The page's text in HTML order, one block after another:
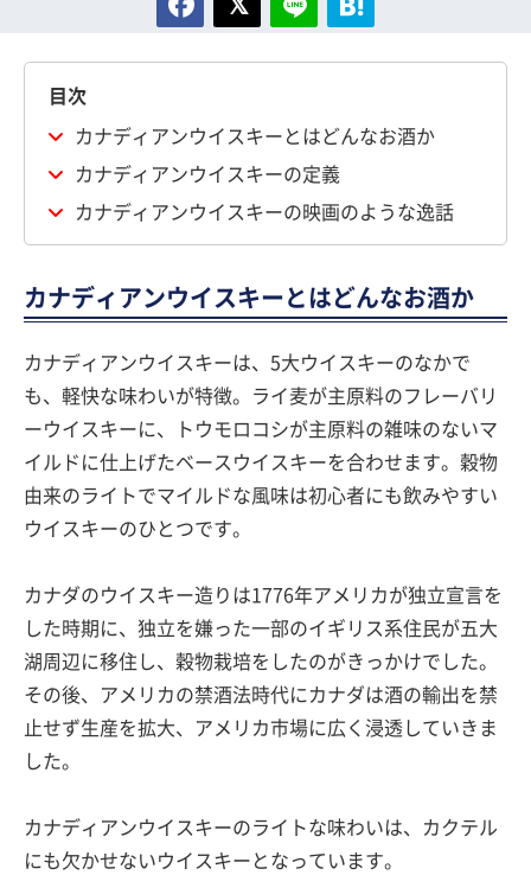
目次
カナディアンウイスキーとはどんなお酒か
カナディアンウイスキーの定義
カナディアンウイスキーの映画のような逸話
カナディアンウイスキーとはどんなお酒か
カナディアンウイスキーは、5大ウイスキーのなかで
も、軽快な味わいが特徴。ライ麦が主原料のフレーバリ
ーウイスキーに、トウモロコシが主原料の雑味のないマ
イルドに仕上げたベースウイスキーを合わせます。穀物
由来のライトでマイルドな風味は初心者にも飲みやすい
ウイスキーのひとつです。
カナダのウイスキー造りは1776年アメリカが独立宣言を
した時期に、独立を嫌った一部のイギリス系住民が五大
湖周辺に移住し、穀物栽培をしたのがきっかけでした。
その後、アメリカの禁酒法時代にカナダは酒の輸出を禁
止せず生産を拡大、アメリカ市場に広く浸透していきま
した。
カナディアンウイスキーのライトな味わいは、カクテル
にも欠かせないウイスキーとなっています。